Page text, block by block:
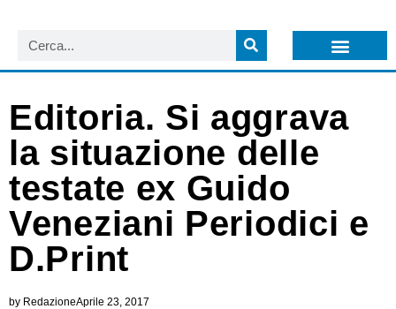
Editoria. Si aggrava
la situazione delle
testate ex Guido
Veneziani Periodici e
D.Print
by RedazioneAprile 23, 2017